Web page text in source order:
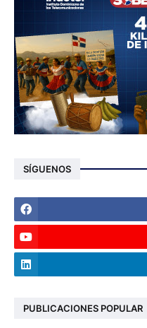
SÍGUENOS
PUBLICACIONES POPULAR